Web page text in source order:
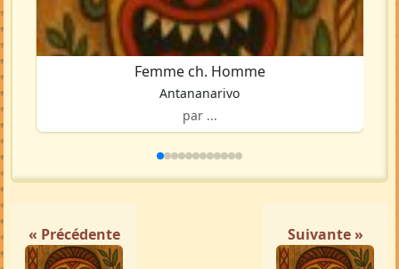
Femme ch. Homme
Antananarivo
par ...
« Précédente Suivante »